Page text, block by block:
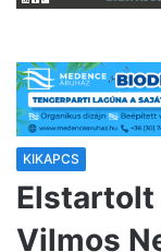
KIKAPCS
Elstartolt
Vilmos